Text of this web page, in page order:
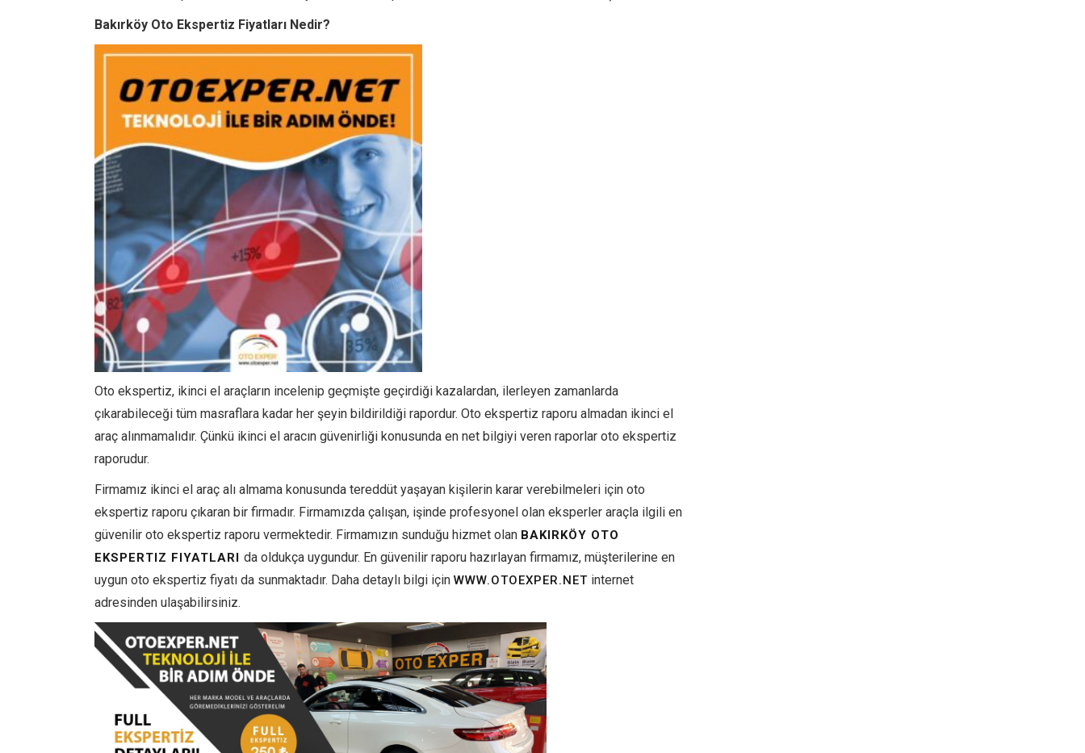
Bakırköy Oto Ekspertiz Fiyatları Nedir?
Oto ekspertiz, ikinci el araçların incelenip geçmişte geçirdiği kazalardan, ilerleyen zamanlarda
çıkarabileceği tüm masraflara kadar her şeyin bildirildiği rapordur. Oto ekspertiz raporu almadan ikinci el
araç alınmamalıdır. Çünkü ikinci el aracın güvenirliği konusunda en net bilgiyi veren raporlar oto ekspertiz
raporudur.
Firmamız ikinci el araç alı almama konusunda tereddüt yaşayan kişilerin karar verebilmeleri için oto
ekspertiz raporu çıkaran bir firmadır. Firmamızda çalışan, işinde profesyonel olan eksperler araçla ilgili en
güvenilir oto ekspertiz raporu vermektedir. Firmamızın sunduğu hizmet olan BAKIRKÖY OTO
EKSPERTIZ FIYATLARI da oldukça uygundur. En güvenilir raporu hazırlayan firmamız, müşterilerine en
uygun oto ekspertiz fiyatı da sunmaktadır. Daha detaylı bilgi için WWW.OTOEXPER.NET internet
adresinden ulaşabilirsiniz.